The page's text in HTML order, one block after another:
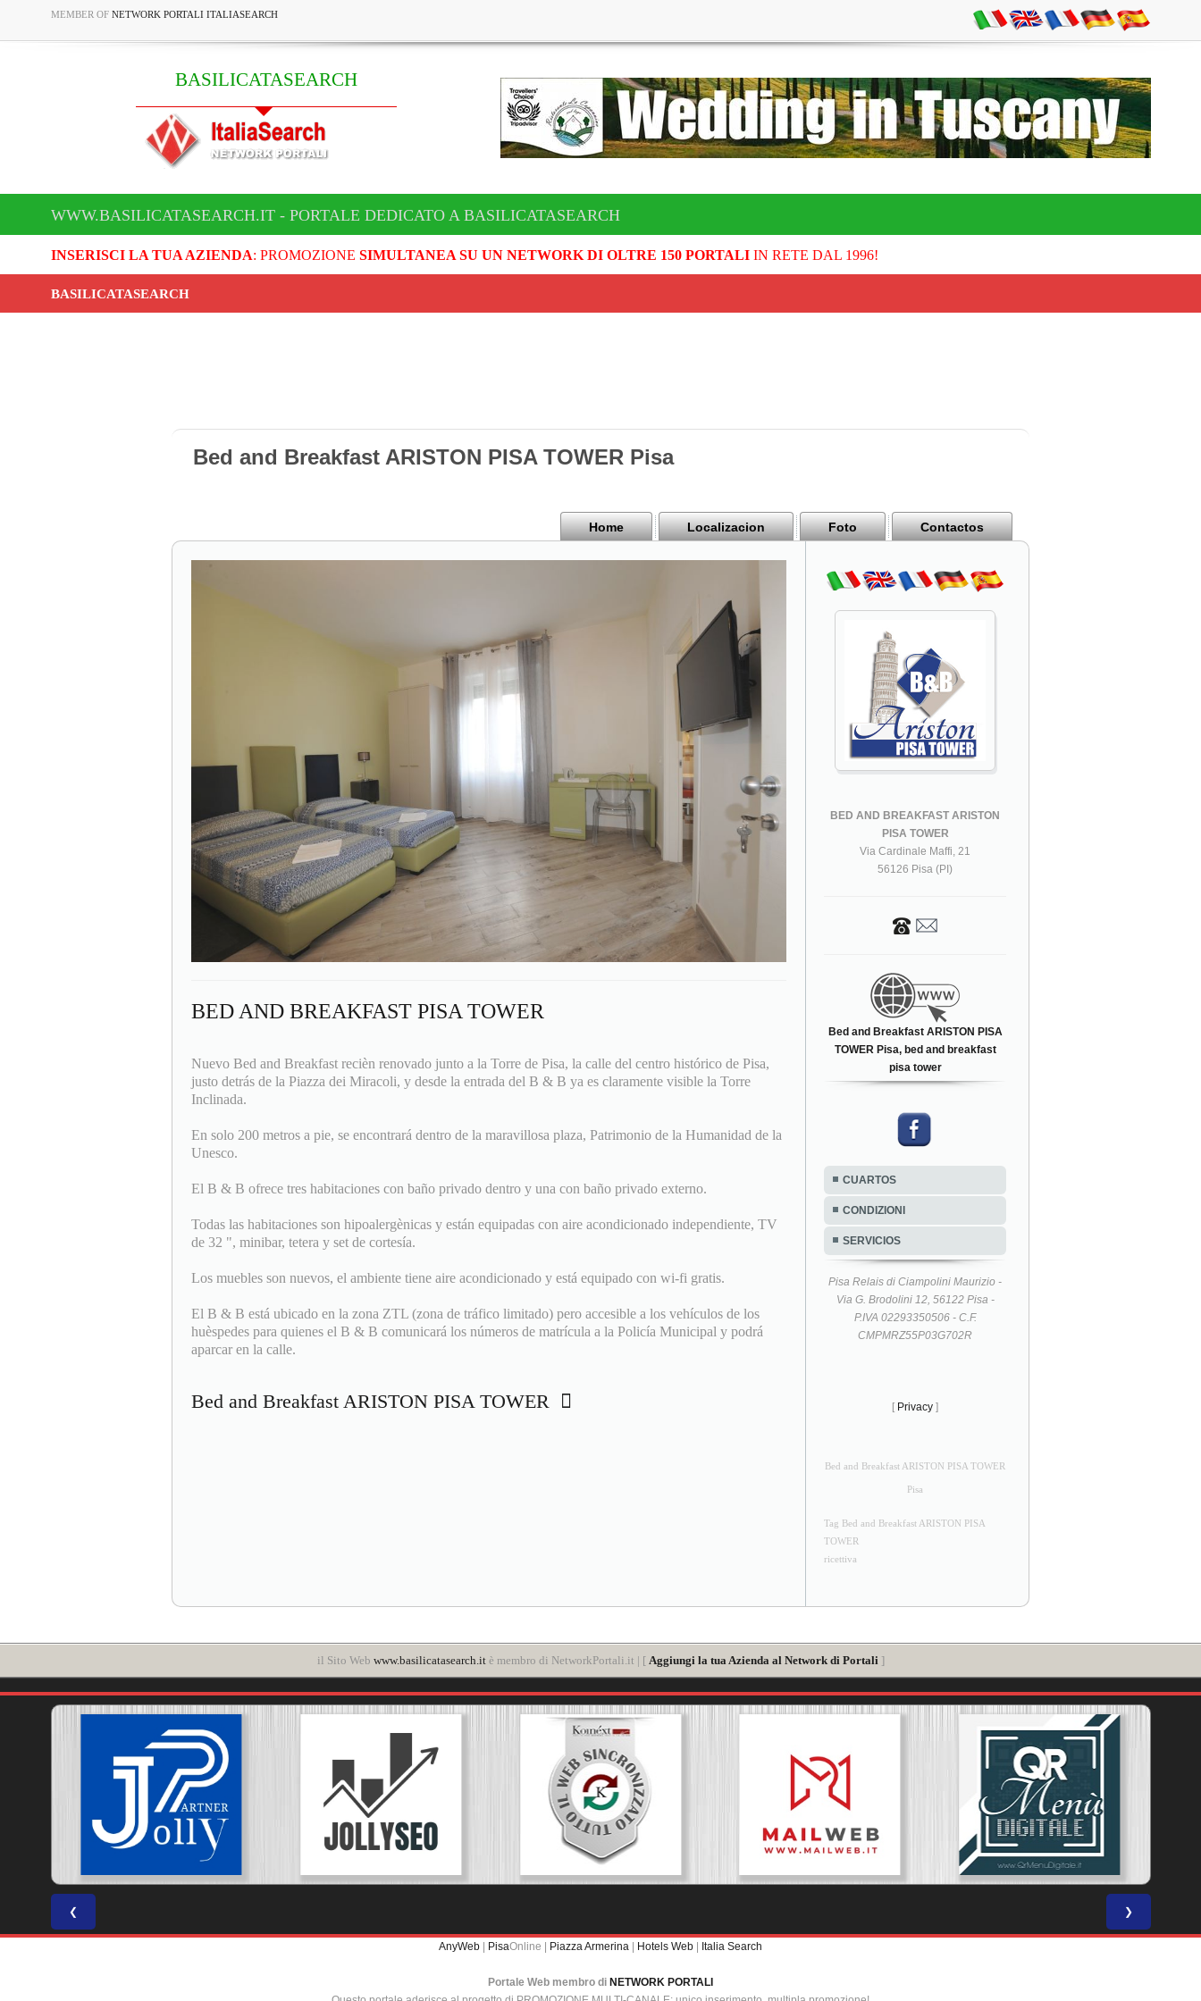
MEMBER OF NETWORK PORTALI ITALIASEARCH
BASILICATASEARCH
WWW.BASILICATASEARCH.IT - PORTALE DEDICATO A BASILICATASEARCH
INSERISCI LA TUA AZIENDA: PROMOZIONE SIMULTANEA SU UN NETWORK DI OLTRE 150 PORTALIIN RETE DAL 1996!
BASILICATASEARCH
Bed and Breakfast ARISTON PISA TOWER Pisa
Home Localizacion Foto Contactos
BED AND BREAKFAST PISA TOWER
Nuevo Bed and Breakfast recièn renovado junto a la Torre de Pisa, la calle del centro histórico de Pisa,
justo detrás de la Piazza dei Miracoli, y desde la entrada del B & B ya es claramente visible la Torre
Inclinada.
En solo 200 metros a pie, se encontrará dentro de la maravillosa plaza, Patrimonio de la Humanidad de la
Unesco.
El B & B ofrece tres habitaciones con baño privado dentro y una con baño privado externo.
Todas las habitaciones son hipoalergènicas y están equipadas con aire acondicionado independiente, TV
de 32 ", minibar, tetera y set de cortesía.
Los muebles son nuevos, el ambiente tiene aire acondicionado y está equipado con wi-fi gratis.
El B & B está ubicado en la zona ZTL (zona de tráfico limitado) pero accesible a los vehículos de los
huèspedes para quienes el B & B comunicará los números de matrícula a la Policía Municipal y podrá
aparcar en la calle.
Bed and Breakfast ARISTON PISA TOWER
BED AND BREAKFAST ARISTON
PISA TOWER
Via Cardinale Maffi, 21
56126 Pisa (PI)
Bed and Breakfast ARISTON PISA
TOWER Pisa, bed and breakfast
pisa tower
CUARTOS
CONDIZIONI
SERVICIOS
Pisa Relais di Ciampolini Maurizio -
Via G. Brodolini 12, 56122 Pisa -
P.IVA 02293350506 - C.F.
CMPMRZ55P03G702R
[ Privacy ]
Bed and Breakfast ARISTON PISA TOWER
Pisa
Tag Bed and Breakfast ARISTON PISA
TOWER
ricettiva
il Sito Web www.basilicatasearch.itè membro di NetworkPortali.it | [ Aggiungi la tua Azienda al Network di Portali ]
❮ ❯
AnyWeb | PisaOnline | Piazza Armerina | Hotels Web | Italia Search
Portale Web membro di NETWORK PORTALI